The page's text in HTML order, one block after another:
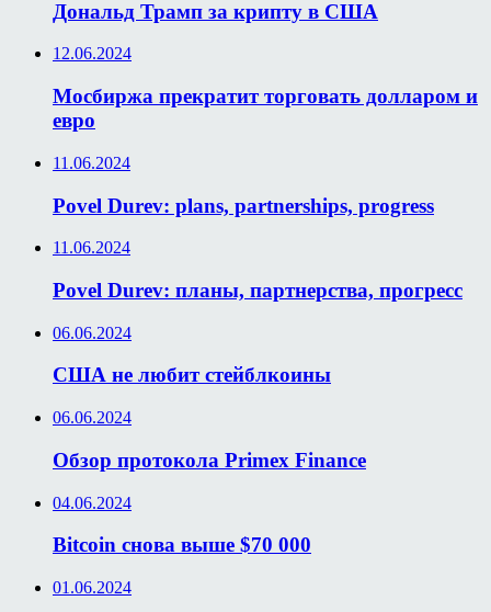
Дональд Трамп за крипту в США
12.06.2024
Мосбиржа прекратит торговать долларом и
евро
11.06.2024
Povel Durev: plans, partnerships, progress
11.06.2024
Povel Durev: планы, партнерства, прогресс
06.06.2024
США не любит стейблкоины
06.06.2024
Обзор протокола Primex Finance
04.06.2024
Bitcoin снова выше $70 000
01.06.2024